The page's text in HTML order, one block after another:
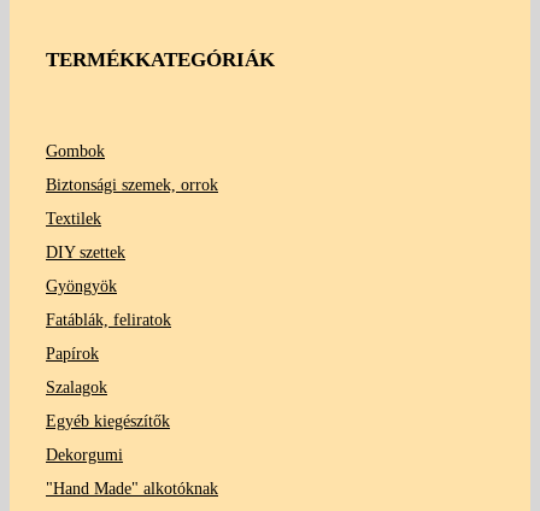
TERMÉKKATEGÓRIÁK
Gombok
Biztonsági szemek, orrok
Textilek
DIY szettek
Gyöngyök
Fatáblák, feliratok
Papírok
Szalagok
Egyéb kiegészítők
Dekorgumi
"Hand Made" alkotóknak